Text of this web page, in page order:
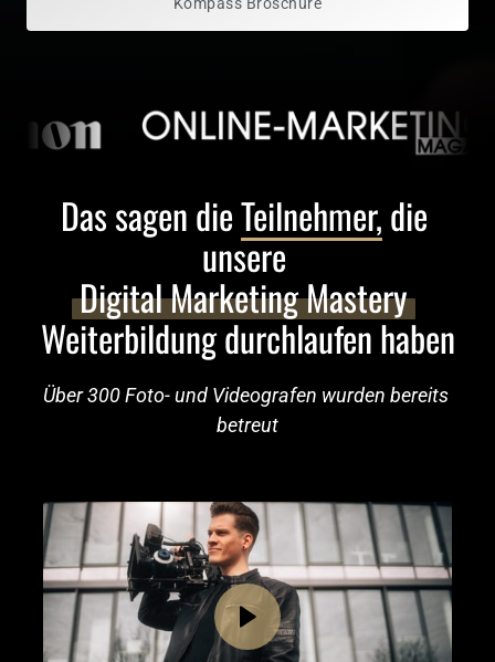
Das sagen die Teilnehmer, die
unsere
Digital Marketing Mastery
Weiterbildung durchlaufen haben
Über 300 Foto- und Videografen wurden bereits
betreut